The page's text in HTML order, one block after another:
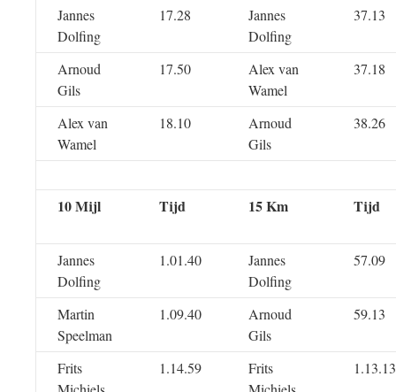
Jannes
Dolfing
17.28
Jannes
Dolfing
37.13
Arnoud
Gils
17.50
Alex van
Wamel
37.18
Alex van
Wamel
18.10
Arnoud
Gils
38.26
10 Mijl Tijd 15 Km Tijd
Jannes
Dolfing
1.01.40
Jannes
Dolfing
57.09
Martin
Speelman
1.09.40
Arnoud
Gils
59.13
Frits
1.14.59
Frits
1.13.13